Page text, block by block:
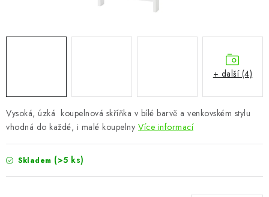
OSTATNÍ
VÝPRODEJ
Vše o nákupu Info
Reklamace a odstoupení od smlouvy
Vysoká, úzká koupelnová skříňka v bílé barvě a venkovském stylu
vhodná do každé, i malé koupelny Více informací
Skladem (>5 ks)
+ další (4)